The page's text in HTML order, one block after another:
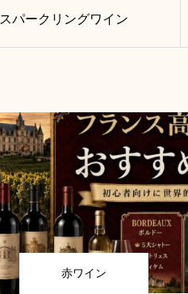
スパークリングワイン
赤ワイン